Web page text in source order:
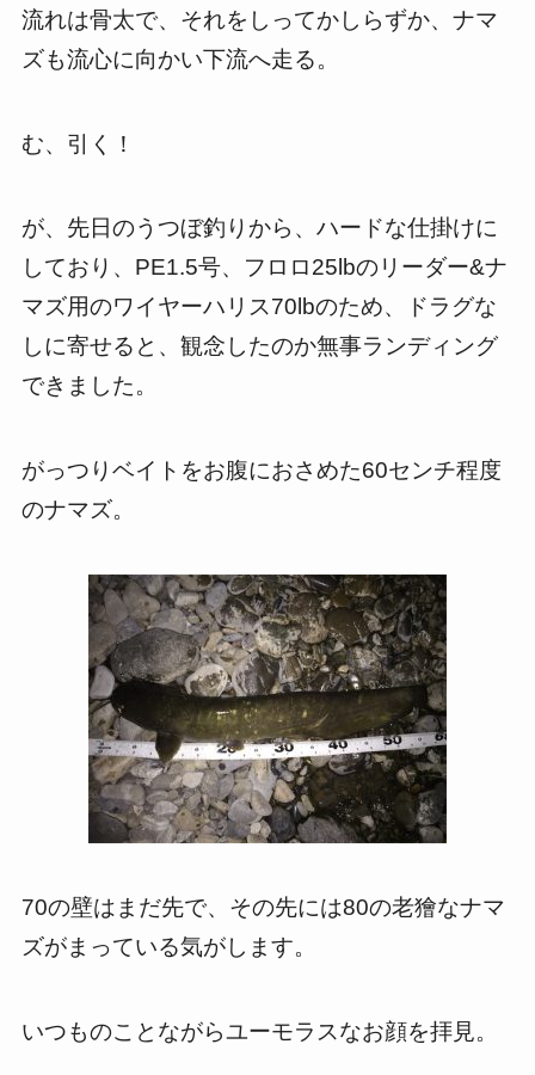
流れは骨太で、それをしってかしらずか、ナマ
ズも流心に向かい下流へ走る。
む、引く！
が、先日のうつぼ釣りから、ハードな仕掛けに
しており、PE1.5号、フロロ25lbのリーダー&ナ
マズ用のワイヤーハリス70lbのため、ドラグな
しに寄せると、観念したのか無事ランディング
できました。
がっつりベイトをお腹におさめた60センチ程度
のナマズ。
70の壁はまだ先で、その先には80の老獪なナマ
ズがまっている気がします。
いつものことながらユーモラスなお顔を拝見。